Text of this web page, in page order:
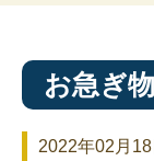
お急ぎ
2022年02月18